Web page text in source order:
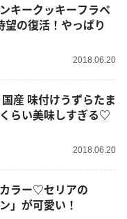
キークッキーフラペ
の復活！やっぱり
2018.06.20
産 味付けうずらたま
らい美味しすぎる♡
2018.06.20
ラー♡セリアの
」が可愛い！